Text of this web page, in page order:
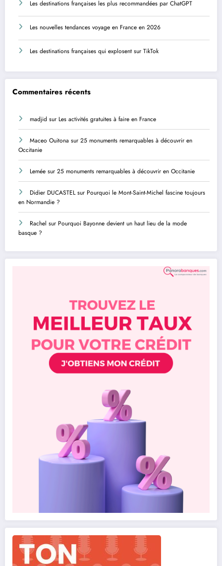
Les destinations françaises les plus recommandées par ChatGPT
Les nouvelles tendances voyage en France en 2026
Les destinations françaises qui explosent sur TikTok
Commentaires récents
madjid sur Les activités gratuites à faire en France
Maceo Ouitona sur 25 monuments remarquables à découvrir en
Occitanie
Lemée sur 25 monuments remarquables à découvrir en Occitanie
Didier DUCASTELsur Pourquoi le Mont-Saint-Michel fascine toujours
en Normandie ?
Rachel sur Pourquoi Bayonne devient un haut lieu de la mode
basque ?